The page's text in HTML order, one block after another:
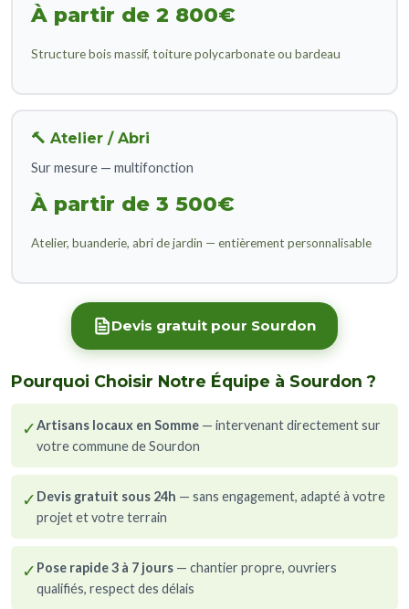
À partir de 2 800€
Structure bois massif, toiture polycarbonate ou bardeau
🔨 Atelier / Abri
Sur mesure — multifonction
À partir de 3 500€
Atelier, buanderie, abri de jardin — entièrement personnalisable
Devis gratuit pour Sourdon
Pourquoi Choisir Notre Équipe à Sourdon ?
✓Artisans locaux en Somme — intervenant directement sur
votre commune de Sourdon
✓ Devis gratuit sous 24h — sans engagement, adapté à votre
projet et votre terrain
✓ Pose rapide 3 à 7 jours — chantier propre, ouvriers
qualifiés, respect des délais